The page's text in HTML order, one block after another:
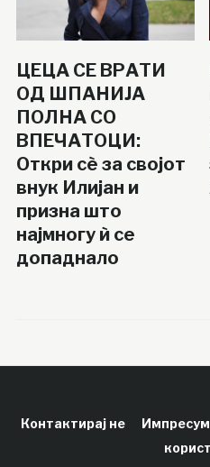
ЦЕЦА СЕ ВРАТИ
ОД ШПАНИЈА
ПОЛНА СО
ВПЕЧАТОЦИ:
Откри сè за својот
внук Илијан и
призна што
најмногу ѝ се
допаднало
Контактирај не Импресум